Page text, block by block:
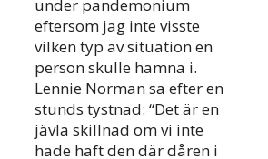
under pandemonium
eftersom jag inte visste
vilken typ av situation en
person skulle hamna i.
Lennie Norman sa efter en
stunds tystnad: “Det är en
jävla skillnad om vi inte
hade haft den där dåren i